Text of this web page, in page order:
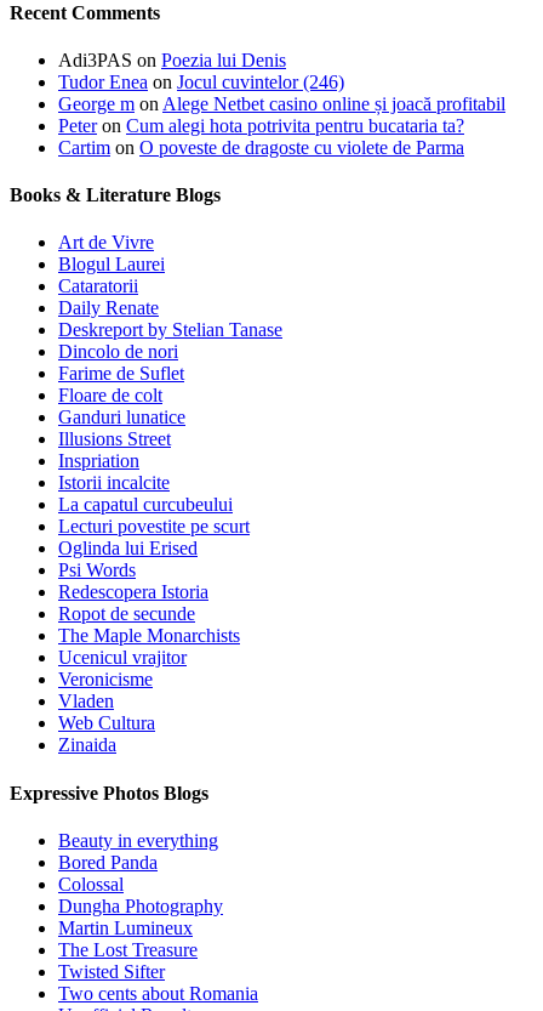
Recent Comments
Adi3PAS on Poezia lui Denis
Tudor Enea on Jocul cuvintelor (246)
George m on Alege Netbet casino online și joacă profitabil
Peteron Cum alegi hota potrivita pentru bucataria ta?
Cartim on O poveste de dragoste cu violete de Parma
Books & Literature Blogs
Art de Vivre
Blogul Laurei
Cataratorii
Daily Renate
Deskreport by Stelian Tanase
Dincolo de nori
Farime de Suflet
Floare de colt
Ganduri lunatice
Illusions Street
Inspriation
Istorii incalcite
La capatul curcubeului
Lecturi povestite pe scurt
Oglinda lui Erised
Psi Words
Redescopera Istoria
Ropot de secunde
The Maple Monarchists
Ucenicul vrajitor
Veronicisme
Vladen
Web Cultura
Zinaida
Expressive Photos Blogs
Beauty in everything
Bored Panda
Colossal
Dungha Photography
Martin Lumineux
The Lost Treasure
Twisted Sifter
Two cents about Romania